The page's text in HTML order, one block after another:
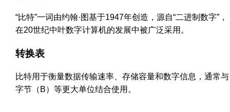
“比特”一词由约翰·图基于1947年创造，源自“二进制数字”，
在20世纪中叶数字计算机的发展中被广泛采用。
转换表
比特用于衡量数据传输速率、存储容量和数字信息，通常与
字节（B）等更大单位结合使用。